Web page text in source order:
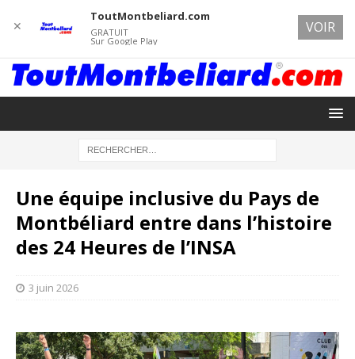
Une équipe inclusive du Pays de
Montbéliard entre dans l’histoire
des 24 Heures de l’INSA
3 juin 2026
✕
ToutMontbeliard.com
GRATUIT
Sur Google Play
VOIR